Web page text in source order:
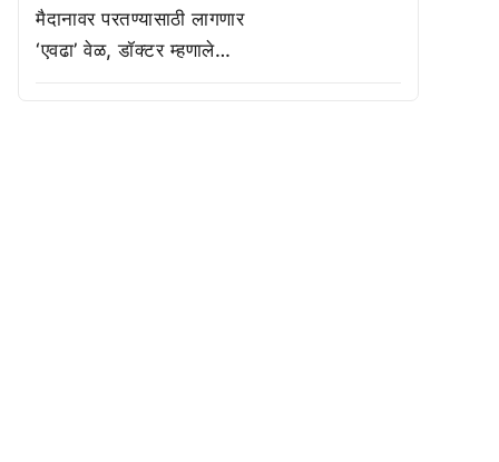
मैदानावर परतण्यासाठी लागणार
‘एवढा’ वेळ, डॉक्टर म्हणाले…